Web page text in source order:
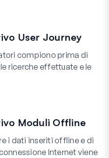
User Journey
compiono prima di
ricerche effettuate e le
Moduli Offline
i dati inseriti offline e di
Internet viene